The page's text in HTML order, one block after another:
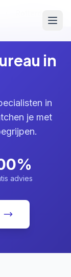
in
in
je met
advies